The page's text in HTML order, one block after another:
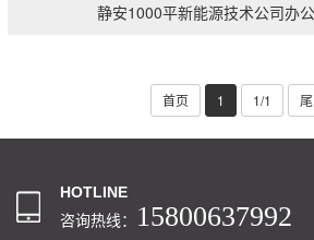
静安1000平新能源技术公司办
首页 1 1/1
HOTLINE
咨询热线： 15800637992